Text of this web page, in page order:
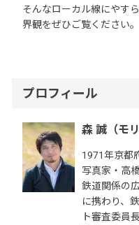
そんなローカル線にやす
界観をぜひご覧ください。
プロフィール
森 誠（モ
1971年京都
写真家・高
鉄道関係の
に携わり、
ト審査委員